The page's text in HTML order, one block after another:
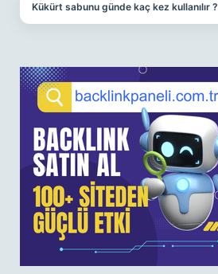
Kükürt sabunu günde kaç kez kullanılır ?